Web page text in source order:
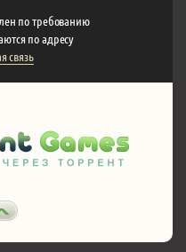
по требованию
по адресу
связь